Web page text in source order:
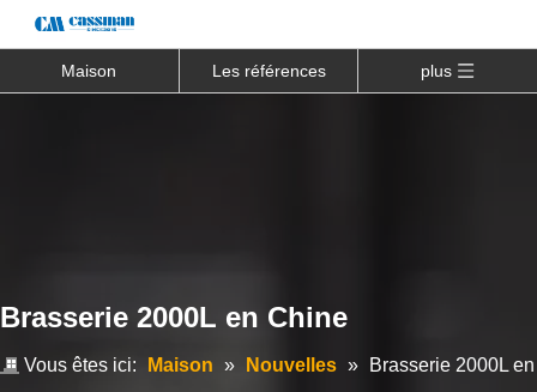
Maison Les références plus
Brasserie 2000L en Chine
Vous êtes ici: Maison » Nouvelles »
Brasserie 2000L en